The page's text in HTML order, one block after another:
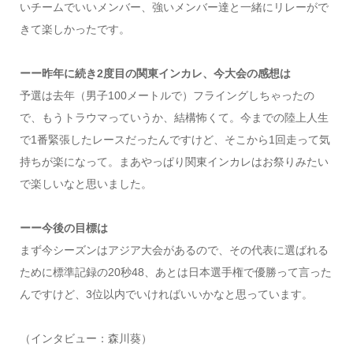
いチームでいいメンバー、強いメンバー達と一緒にリレーがで
きて楽しかったです。
ーー昨年に続き2度目の関東インカレ、今大会の感想は
予選は去年（男子100メートルで）フライングしちゃったの
で、もうトラウマっていうか、結構怖くて。今までの陸上人生
で1番緊張したレースだったんですけど、そこから1回走って気
持ちが楽になって。まあやっぱり関東インカレはお祭りみたい
で楽しいなと思いました。
ーー今後の目標は
まず今シーズンはアジア大会があるので、その代表に選ばれる
ために標準記録の20秒48、あとは日本選手権で優勝って言った
んですけど、3位以内でいければいいかなと思っています。
（インタビュー：森川葵）